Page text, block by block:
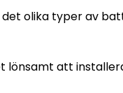
det olika typer av
lönsamt att